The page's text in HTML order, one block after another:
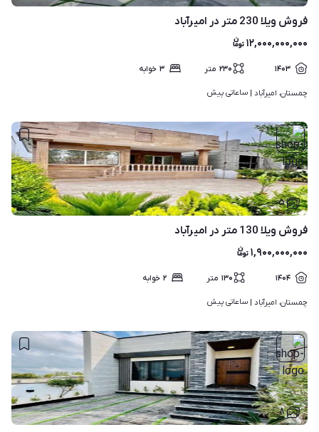
فروش ویلا 230 متر در امیرآباد
۱۲,۰۰۰,۰۰۰,۰۰۰
۱۴۰۳ ۲۳۰ متر ۳ خوابه
چمستان، امیرآباد | ساعاتی پیش
۵
فروش ویلا 130 متر در امیرآباد
۱,۹۰۰,۰۰۰,۰۰۰
۱۴۰۴ ۱۳۰ متر ۲ خوابه
چمستان، امیرآباد | ساعاتی پیش
۸